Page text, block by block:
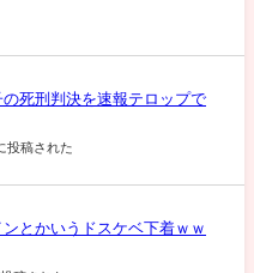
の死刑判決を速報テロップで
投稿された
ンとかいうドスケベ下着ｗｗ